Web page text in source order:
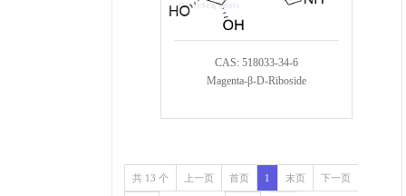
CAS: 518033-34-6
Magenta-β-D-Riboside
共 13 个 上一页 首页 1 末页 下一页